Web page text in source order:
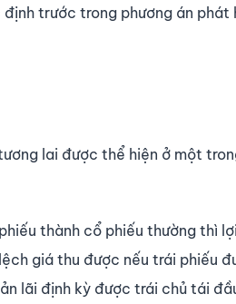
trước trong phương án phát
lai được thể hiện ở một
thành cổ phiếu thường thì
giá thu được nếu trái phiếu
lãi định kỳ được trái chủ tái